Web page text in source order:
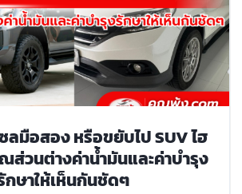
ลมือสอง หรือขยับไป SUV ไฮ
ส่วนต่างค่าน้ำมันและค่าบำรุง
กษาให้เห็นกันชัดๆ